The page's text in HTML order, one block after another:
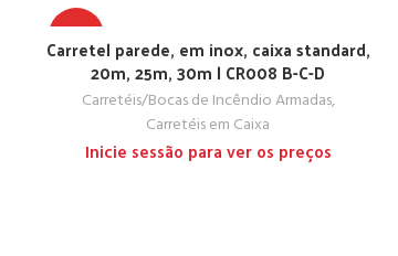
TOP
Carretel parede, em inox, caixa standard,
20m, 25m, 30m | CR008 B-C-D
Carretéis/Bocas de Incêndio Armadas,
Carretéis em Caixa
Inicie sessão para ver os preços